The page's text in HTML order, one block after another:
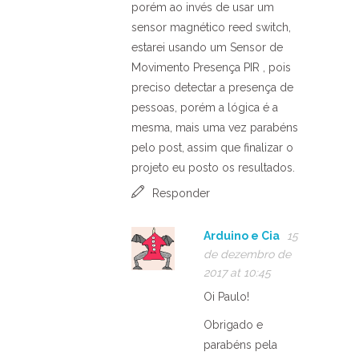
porém ao invés de usar um
sensor magnético reed switch,
estarei usando um Sensor de
Movimento Presença PIR , pois
preciso detectar a presença de
pessoas, porém a lógica é a
mesma, mais uma vez parabéns
pelo post, assim que finalizar o
projeto eu posto os resultados.
Responder
Arduino e Cia
15
de dezembro de
2017 at 10:45
Oi Paulo!
Obrigado e
parabéns pela